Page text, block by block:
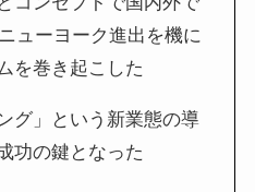
ューヨーク進出を機に
を巻き起こした
グ」という新業態の導
功の鍵となった